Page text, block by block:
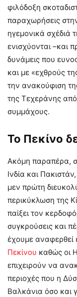
φιλόδοξη
παραχωρήσεις
ηγεμονικά σχέδιά
ενισχύονται –και
δυνάμεις που
και με «εχθρούς
την ανακούφιση
της Τεχεράνης
συμμάχους.
Το Πεκίνο
Ακόμη παραπέρα,
Ινδία και
μεν πρώτη
περικύκλωση της
παίξει τον
συγκρούσεις και
έχουμε αναφερθεί
Πεκίνου καθώς οι
επιχειρούν να
περιοχές που η
Βαλκάνια όσο και